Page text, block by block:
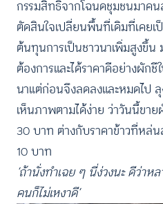
กรรมสิทธิ์จากโฉนดชุมชนมาค
ตัดสินใจเปลี่ยนพื้นที่เดิมที่เคยเ
ต้นทุนการเป็นชาวนาเพิ่มสูงขึ้
ต้องการและได้ราคาดีอย่างผัก
นาแต่ก่อนจึงลดลงและหมดไป
เห็นภาพตามได้ง่าย ว่าวันนี้ขาย
30 บาท ต่างกับราคาข้าวที่หล่น
10 บาท
‘ถ้านั่งทำเฉย ๆ นี่ง่วงนะ ดีว่า
คนก็ไม่เหงาดี’